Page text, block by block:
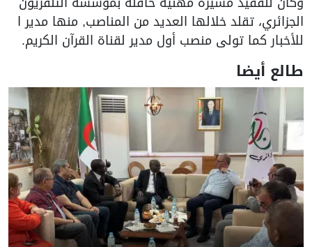
الجزائري، تقلد خلالها العديد من المناصب, منها مدير ا
للأخبار كما تولى منصب أول مدير لقناة القرآن الكريم.
طالع أيضا